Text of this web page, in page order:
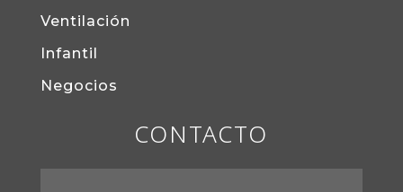
Ventilación
Infantil
Negocios
CONTACTO